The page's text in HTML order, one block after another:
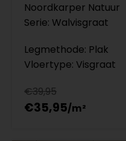
Noordkarper Natuur
Serie: Walvisgraat
Legmethode: Plak
Vloertype: Visgraat
€39,95
€35,95